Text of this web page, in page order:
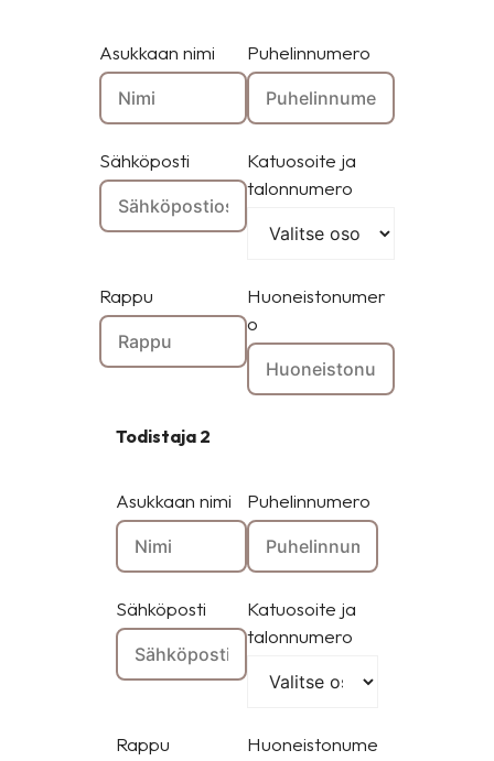
Asukkaan nimi Puhelinnumero
Sähköposti
Katuosoite ja
talonnumero
Rappu
Huoneistonumer
o
Todistaja 2
Asukkaan nimi Puhelinnumero
Sähköposti
Katuosoite ja
talonnumero
Rappu
Huoneistonume